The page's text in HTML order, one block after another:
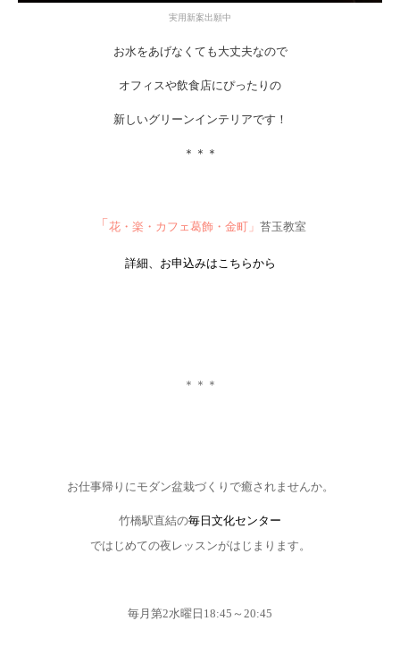
実用新案出願中
お水をあげなくても大丈夫なので
オフィスや飲食店にぴったりの
新しいグリーンインテリアです！
＊＊＊
「 花・楽・カフェ葛飾・金町」 苔玉教室
詳細、お申込みはこちらから
＊＊＊
お仕事帰りにモダン盆栽づくりで癒されませんか。
竹橋駅直結の毎日文化センター
ではじめての夜レッスンがはじまります。
毎月第2水曜日18:45～20:45